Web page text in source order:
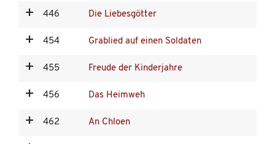
446 Die Liebesgötter
454 Grablied auf einen Soldaten
455 Freude der Kinderjahre
456 Das Heimweh
462 An Chloen